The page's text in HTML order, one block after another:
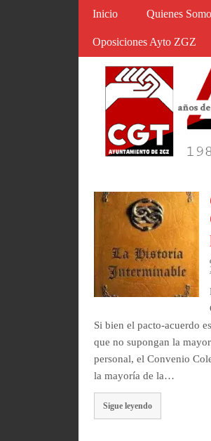
Inicio Quienes
Oposiciones Ayto ZGZ
Si bien el pacto-acuerdo
que no supongan la
personal, el Convenio
la mayoría de la…
Sigue leyendo